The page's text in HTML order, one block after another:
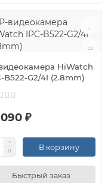
HiWatch
B522-G2/4I (2.8mm)
090 ₽
В корзину
Быстрый заказ